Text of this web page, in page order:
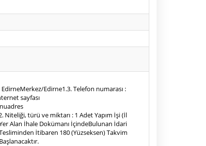
Edirne1.3. Telefon numarası :
sayfası
Niteliği, türü ve miktarı : 1 Adet Yapım İşi (İl
Yer Alan İhale Dokümanı İçindeBulunan İdari
İtibaren 180 (Yüzseksen) Takvim